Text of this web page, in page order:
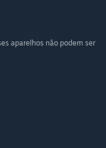
aparelhos não podem ser